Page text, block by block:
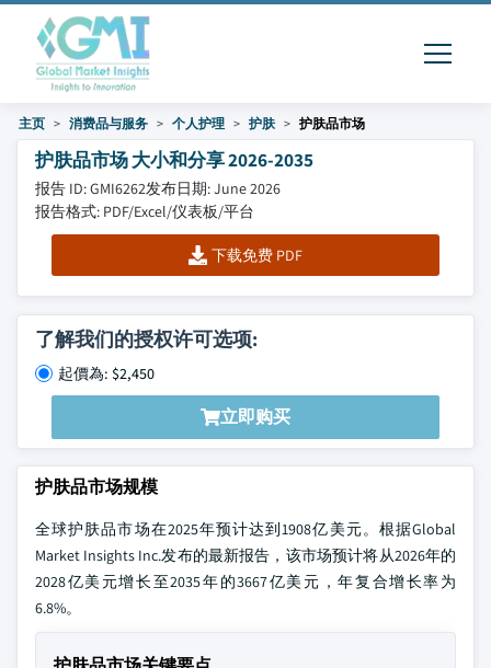
主页 消费品与服务 个人护理 护肤 护肤品市场
护肤品市场 大小和分享 2026-2035
报告 ID: GMI6262发布日期: June 2026
报告格式: PDF/Excel/仪表板/平台
下载免费 PDF
了解我们的授权许可选项:
起價為: $2,450
立即购买
护肤品市场规模
全球护肤品市场在2025年预计达到1908亿美元。根据Global
Market Insights Inc.发布的最新报告，该市场预计将从2026年的
2028亿美元增长至2035年的3667亿美元，年复合增长率为
6.8%。